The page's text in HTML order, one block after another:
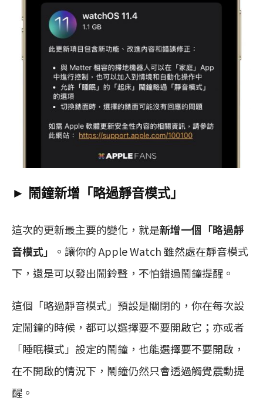
► 鬧鐘新增「略過靜音模式」
這次的更新最主要的變化，就是新增一個「略過靜
音模式」
。讓你的 Apple Watch 雖然處在靜音模式
下，還是可以發出鬧鈴聲，不怕錯過鬧鐘提醒。
這個「略過靜音模式」預設是關閉的，你在每次設
定鬧鐘的時候，都可以選擇要不要開啟它；亦或者
「睡眠模式」設定的鬧鐘，也能選擇要不要開啟，
在不開啟的情況下，鬧鐘仍然只會透過觸覺震動提
醒。